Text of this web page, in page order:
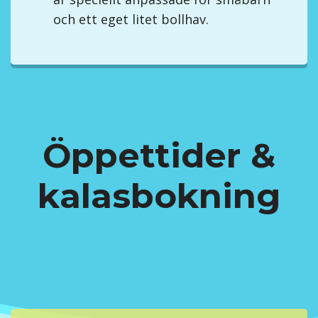
och ett eget litet bollhav.
Öppettider &
kalasbokning